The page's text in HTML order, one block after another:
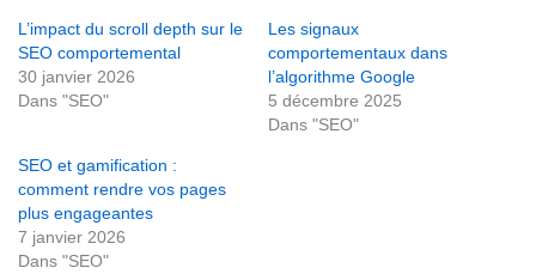
L’impact du scroll depth sur le
SEO comportemental
30 janvier 2026
Dans "SEO"
Les signaux
comportementaux dans
l’algorithme Google
5 décembre 2025
Dans "SEO"
SEO et gamification :
comment rendre vos pages
plus engageantes
7 janvier 2026
Dans "SEO"